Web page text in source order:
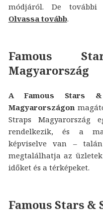
módjáról. De
Olvassa tovább.
Famous
Magyarország
A Famous Stars
Magyarországon
Straps Magyarország
rendelkezik, és a
képviselve van –
megtalálhatja az
időket és a térképeket.
Famous Stars &